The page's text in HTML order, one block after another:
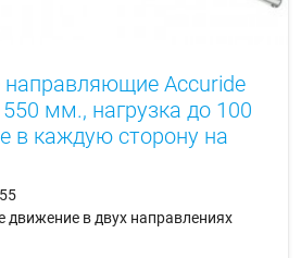
Accuride
мм., нагрузка до 100
в каждую сторону на
в двух направлениях